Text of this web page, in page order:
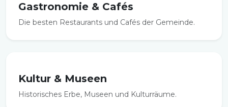
Gastronomie & Cafés
Die besten Restaurants und Cafés der Gemeinde.
Kultur & Museen
Historisches Erbe, Museen und Kulturräume.